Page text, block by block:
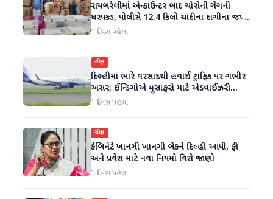
રાયબરેલીમાં એન્કાઉન્ટર બાદ ચોરોની ગેંગની
ધરપકડ, પોલીસે 12.4 કિલો ચાંદીના દાગીના જપ્ત
કર્યા
1 દિવસ પહેલા
રાષ્ટ્રીય
દિલ્હીમાં ભારે વરસાદથી હવાઈ ટ્રાફિક પર ગંભીર
અસર; ઈન્ડિગોએ મુસાફરો માટે એડવાઈઝરી
જાહેર કરી
1 દિવસ પહેલા
રાષ્ટ્રીય
કેબિનેટે ખાનગી ખાનગી બેંકને દિલ્હી આપી, ફી
અને પ્રવેશ માટે નવા નિયમો વિશે જાણો
1 દિવસ પહેલા